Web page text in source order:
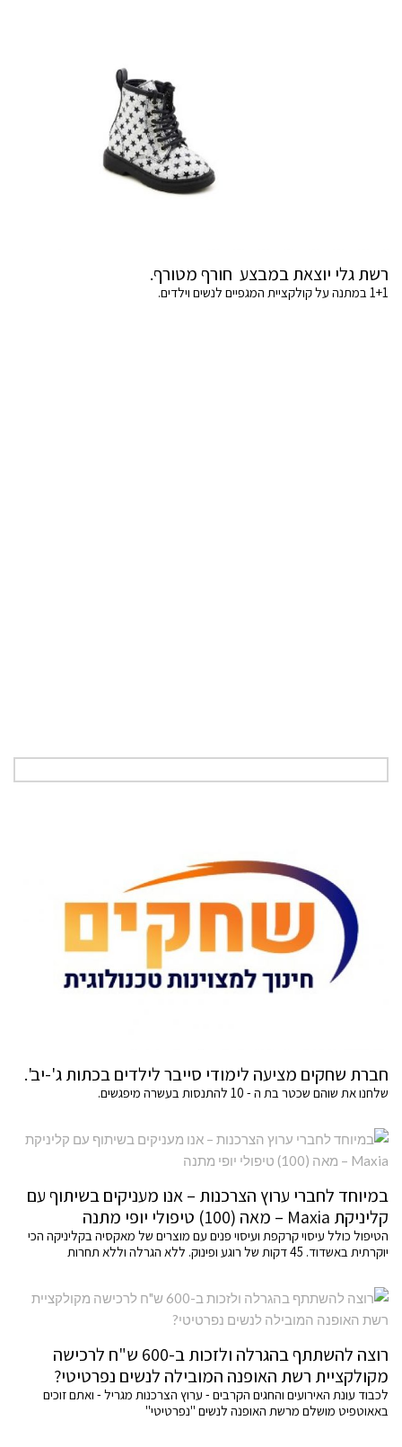
רשת גלי יוצאת במבצע חורף מטורף.
1+1 במתנה על קולקציית המגפיים לנשים וילדים.
חברת שחקים מציעה לימודי סייבר לילדים בכתות ג'-יב'.
שלחנו את שוהם שכטר בת ה - 10 להתנסות בעשרה מיפגשים.
במיוחד לחברי ערוץ הצרכנות – אנו מעניקים בשיתוף עם
קליניקת Maxia – מאה (100) טיפולי יופי מתנה
הטיפול כולל עיסוי קרקפת ועיסוי פנים עם מוצרים של מאקסיה בקליניקה הכי
יוקרתית באשדוד. 45 דקות של רוגע ופינוק. ללא הגרלה וללא תחרות
רוצה להשתתף בהגרלה ולזכות ב-600 ש"ח לרכישה
מקולקציית רשת האופנה המובילה לנשים נפרטיטי?
לכבוד עונת האירועים והחגים הקרבים - ערוץ הצרכנות מגריל - ואתם זוכים
באאוטפיט מושלם מרשת האופנה לנשים "נפרטיטי"